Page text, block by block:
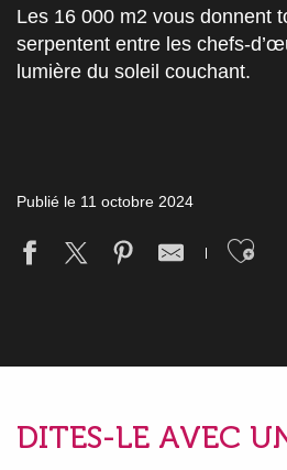
Les 16 000 m2 vous donnent
serpentent entre les chefs-
lumière du soleil couchant.
Publié le 11 octobre 2024
DITES-LE AVEC